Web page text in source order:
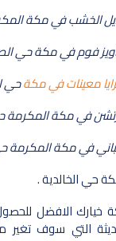
الخشب في مكة
فوم في مكة حي
معينات في مكةحي
في مكة
في مكة المكرمة
حي الخالدية .
خيارك الافضل
التي سوف